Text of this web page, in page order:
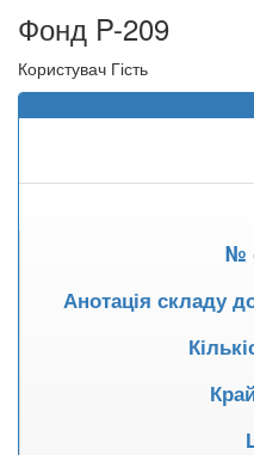
Фонд P-209
Користувач Гість
№
Анотація складу